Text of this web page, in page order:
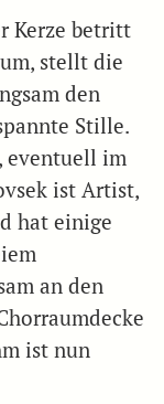
Kerze betritt
stellt die
den
Stille.
eventuell im
ist Artist,
hat einige
an den
ist nun